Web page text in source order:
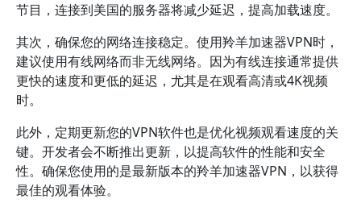
节目，连接到美国的服务器将减少延迟，提高加载速度。
其次，确保您的网络连接稳定。使用羚羊加速器VPN时，
建议使用有线网络而非无线网络。因为有线连接通常提供
更快的速度和更低的延迟，尤其是在观看高清或4K视频
时。
此外，定期更新您的VPN软件也是优化视频观看速度的关
键。开发者会不断推出更新，以提高软件的性能和安全
性。确保您使用的是最新版本的羚羊加速器VPN，以获得
最佳的观看体验。